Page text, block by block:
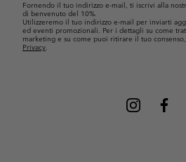
Fornendo il tuo indirizzo e-mail, ti iscrivi alla
di benvenuto del 10%.
Utilizzeremo il tuo indirizzo e-mail per inviarti
ed eventi promozionali. Per i dettagli su come
marketing e su come puoi ritirare il tuo
Privacy.